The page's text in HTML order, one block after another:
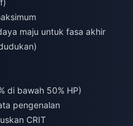
maju untuk fasa akhir
di bawah 50% HP)
pengenalan
CRIT